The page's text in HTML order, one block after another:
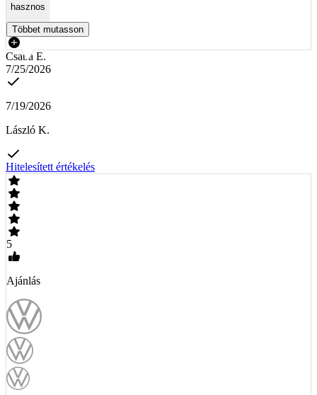
hasznos
Többet mutasson
Csaba E.
7/25/2026
7/19/2026
László K.
Hitelesített értékelés
5
Ajánlás